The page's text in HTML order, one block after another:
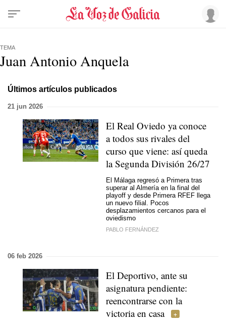
TEMA
Juan Antonio Anquela
Últimos artículos publicados
21 jun 2026
El Real Oviedo ya conoce
a todos sus rivales del
curso que viene: así queda
la Segunda División 26/27
El Málaga regresó a Primera tras
superar al Almería en la final del
playoff y desde Primera RFEF llega
un nuevo filial. Pocos
desplazamientos cercanos para el
oviedismo
PABLO FERNÁNDEZ
06 feb 2026
El Deportivo, ante su
asignatura pendiente:
reencontrarse con la
victoria en casa